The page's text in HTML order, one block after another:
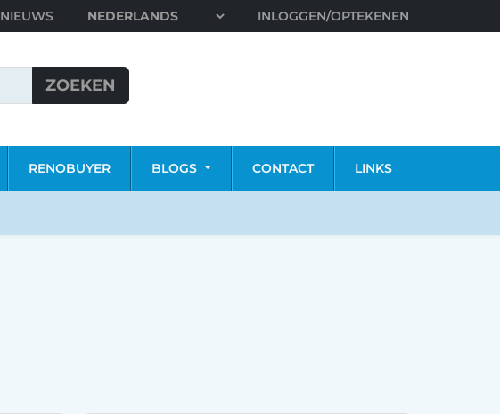
NIEUWS INLOGGEN/OPTEKENEN
ZOEKEN
RENOBUYER BLOGS CONTACT LINKS